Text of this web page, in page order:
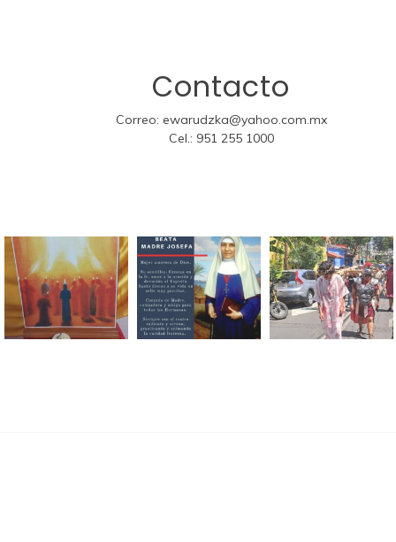
Contacto
Correo: ewarudzka@yahoo.com.mx
Cel.: 951 255 1000